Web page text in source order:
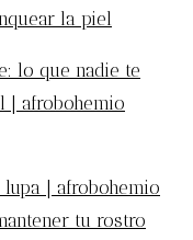
la piel
lo que nadie te
| afrobohemio
| afrobohemio
tu rostro